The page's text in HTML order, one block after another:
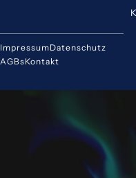
ImpressumDatenschutz
AGBsKontakt